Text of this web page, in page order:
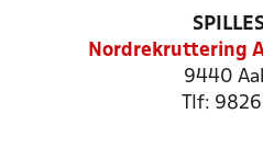
Nordrekruttering
9440
Tlf: